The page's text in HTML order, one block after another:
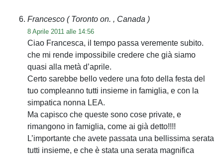
Francesco ( Toronto on. , Canada )
8 Aprile 2011 alle 14:56
Ciao Francesca, il tempo passa veremente subito.
che mi rende impossibile credere che già siamo
quasi alla metà d’aprile.
Certo sarebbe bello vedere una foto della festa del
tuo compleanno tutti insieme in famiglia, e con la
simpatica nonna LEA.
Ma capisco che queste sono cose private, e
rimangono in famiglia, come ai già detto!!!!
L’importante che avete passata una bellissima serata
tutti insieme, e che è stata una serata magnifica